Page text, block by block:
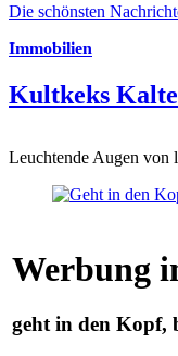
Die schönsten
Immobilien
Kultkeks
Leuchtende Augen von
Werbung
geht in den Kopf,